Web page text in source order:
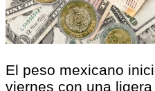
El peso mexicano
viernes con una